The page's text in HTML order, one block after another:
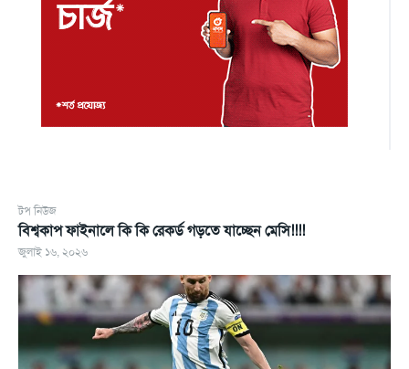
টপ নিউজ
বিশ্বকাপ ফাইনালে কি কি রেকর্ড গড়তে যাচ্ছেন মেসি!!!!
জুলাই ১৬, ২০২৬